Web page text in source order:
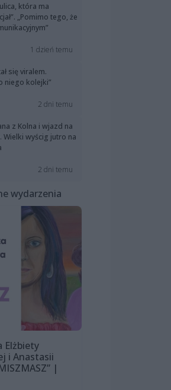
która ma
„Pomimo tego, że
1 dzień temu
się viralem.
niego kolejki”
2 dni temu
z Kolna i wjazd na
wyścig jutro na
2 dni temu
wydarzenia
Elżbiety
i Anastasii
|